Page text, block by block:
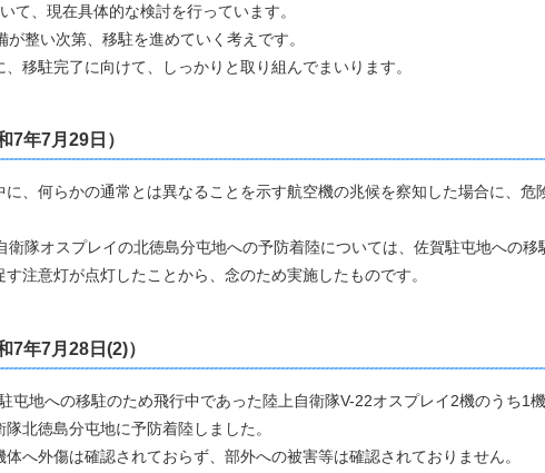
て、現在具体的な検討を行っています。
整い次第、移駐を進めていく考えです。
移駐完了に向けて、しっかりと取り組んでまいります。
7年7月29日）
、何らかの通常とは異なることを示す航空機の兆候を察知した場合に、
衛隊オスプレイの北徳島分屯地への予防着陸については、佐賀駐屯地への
注意灯が点灯したことから、念のため実施したものです。
7年7月28日(2)）
屯地への移駐のため飛行中であった陸上自衛隊V-22オスプレイ2機のうち1
北徳島分屯地に予防着陸しました。
へ外傷は確認されておらず、部外への被害等は確認されておりません。